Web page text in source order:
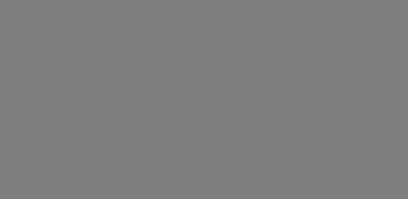
l’expression la plus intense de la
révèle une puissance fumée,
dans des fûts de chêne
entre robustesse et
au coeur des Highlands